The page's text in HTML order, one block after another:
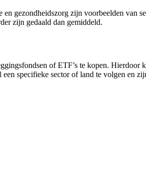
gezondheidszorg zijn voorbeelden van
zijn gedaald dan gemiddeld.
of ETF’s te kopen.
specifieke sector of land te volgen en